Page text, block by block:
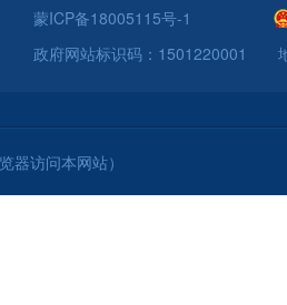
蒙ICP备18005115号-1
政府网站标识码：1501220001 地
览器访问本网站）